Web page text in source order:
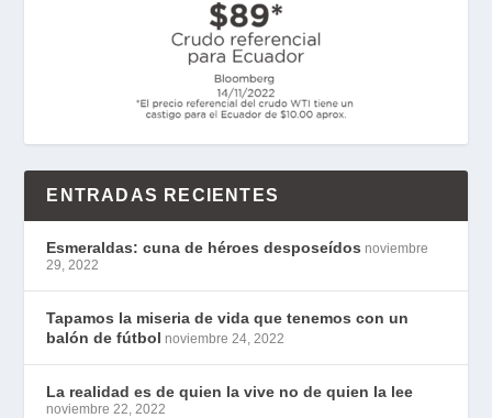
ENTRADAS RECIENTES
Esmeraldas: cuna de héroes desposeídos noviembre
29, 2022
Tapamos la miseria de vida que tenemos con un
balón de fútbol noviembre 24, 2022
La realidad es de quien la vive no de quien la lee
noviembre 22, 2022